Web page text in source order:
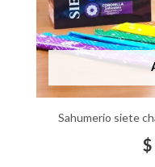
Sahumerio siete
$